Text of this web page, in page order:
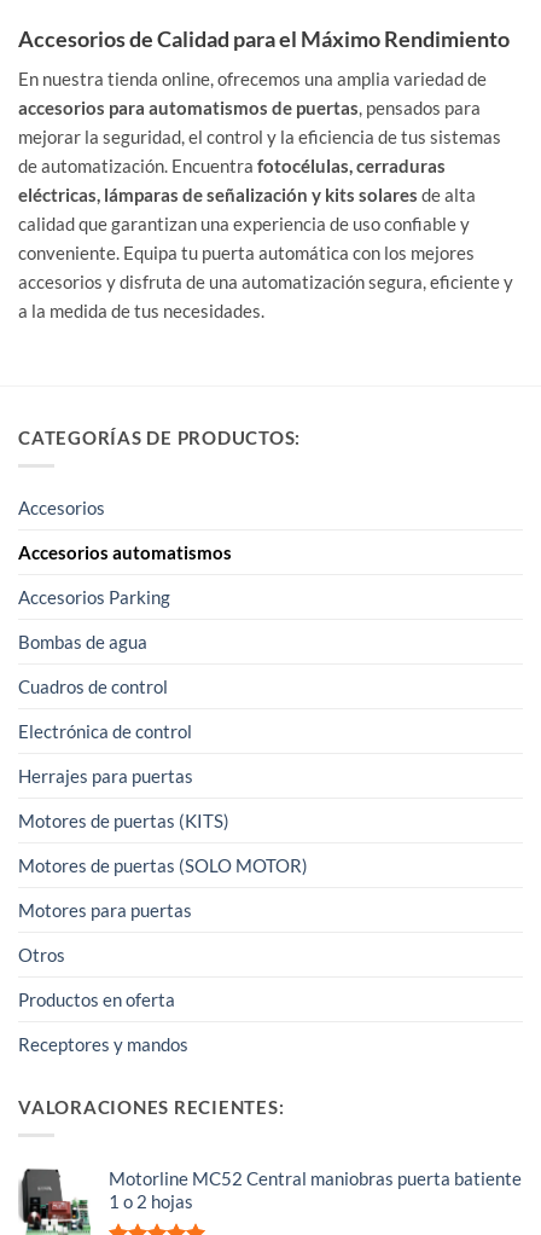
Accesorios de Calidad para el Máximo Rendimiento
En nuestra tienda online, ofrecemos una amplia variedad de
accesorios para automatismos de puertas, pensados para
mejorar la seguridad, el control y la eficiencia de tus sistemas
de automatización. Encuentra fotocélulas, cerraduras
eléctricas, lámparas de señalización y kits solares de alta
calidad que garantizan una experiencia de uso confiable y
conveniente. Equipa tu puerta automática con los mejores
accesorios y disfruta de una automatización segura, eficiente y
a la medida de tus necesidades.
CATEGORÍAS DE PRODUCTOS:
Accesorios
Accesorios automatismos
Accesorios Parking
Bombas de agua
Cuadros de control
Electrónica de control
Herrajes para puertas
Motores de puertas (KITS)
Motores de puertas (SOLO MOTOR)
Motores para puertas
Otros
Productos en oferta
Receptores y mandos
VALORACIONES RECIENTES:
Motorline MC52 Central maniobras puerta batiente
1 o 2 hojas